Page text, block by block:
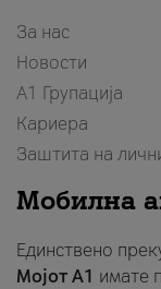
За нас
Новости
А1 Групација
Кариера
Заштита на
Мобилна
Единствено
Мојот A1 имате